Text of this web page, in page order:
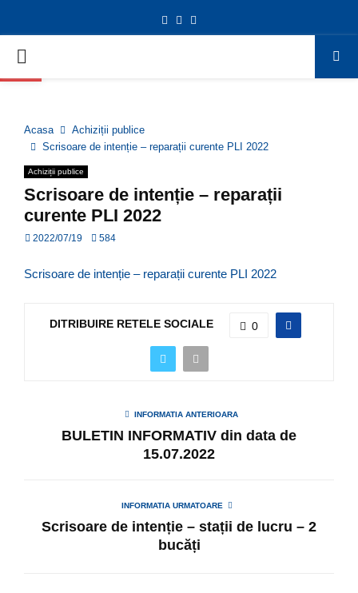
Facebook
Twitter
PRIMARY
Acasa
Achiziții publice
Scrisoare de intenție – reparații curente PLI 2022
Achiziții publice
Scrisoare de intenție – reparații
curente PLI 2022
2022/07/19 584
Scrisoare de intenție – reparații curente PLI 2022
DITRIBUIRE RETELE SOCIALE 0
INFORMATIA ANTERIOARA
BULETIN INFORMATIV din data de
15.07.2022
INFORMATIA URMATOARE
Scrisoare de intenție – stații de lucru – 2
bucăți
Deschide bara de unelte